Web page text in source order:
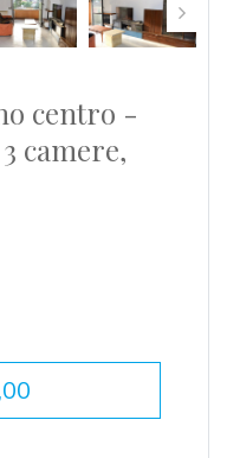
centro -
camere,